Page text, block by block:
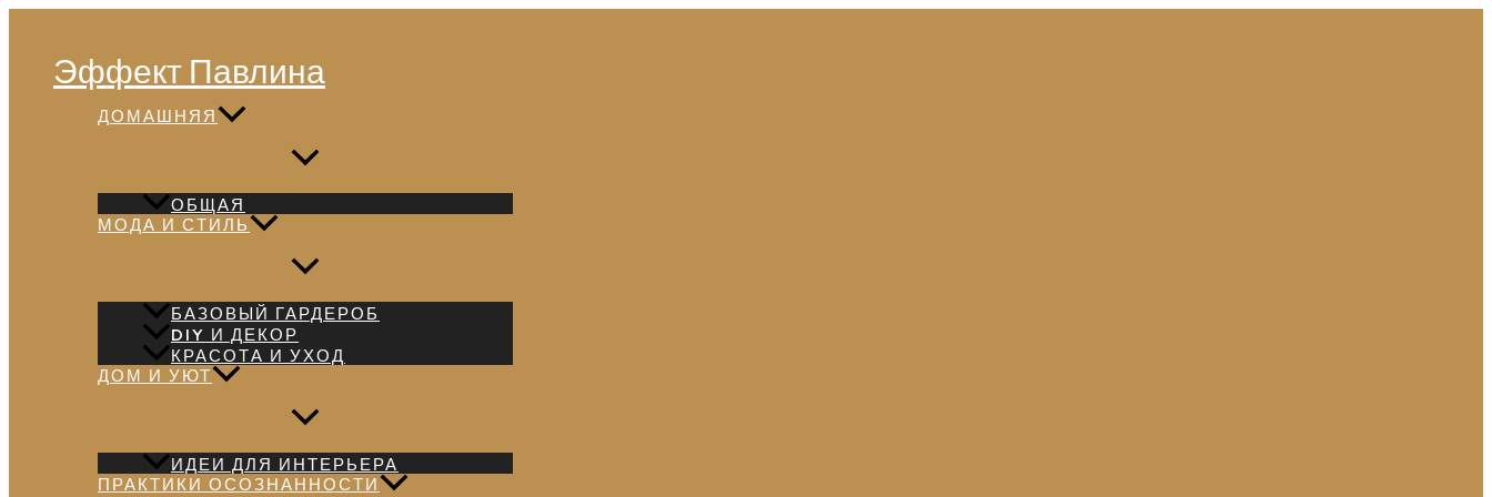
содержимому
Эффект Павлина
ДОМАШНЯЯ
ОБЩАЯ
МОДА И СТИЛЬ
БАЗОВЫЙ ГАРДЕРОБ
DIY И ДЕКОР
КРАСОТА И УХОД
ДОМ И УЮТ
ИДЕИ ДЛЯ ИНТЕРЬЕРА
ПРАКТИКИ ОСОЗНАННОСТИ